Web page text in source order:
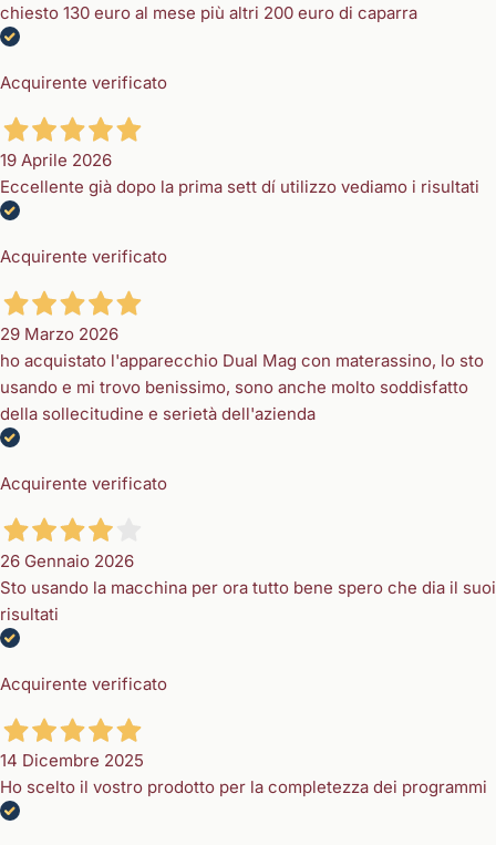
chiesto 130 euro al mese più altri 200 euro di caparra
Acquirente verificato
19 Aprile 2026
Eccellente già dopo la prima sett dí utilizzo vediamo i risultati
Acquirente verificato
29 Marzo 2026
ho acquistato l'apparecchio Dual Mag con materassino, lo sto
usando e mi trovo benissimo, sono anche molto soddisfatto
della sollecitudine e serietà dell'azienda
Acquirente verificato
26 Gennaio 2026
Sto usando la macchina per ora tutto bene spero che dia il suoi
risultati
Acquirente verificato
14 Dicembre 2025
Ho scelto il vostro prodotto per la completezza dei programmi